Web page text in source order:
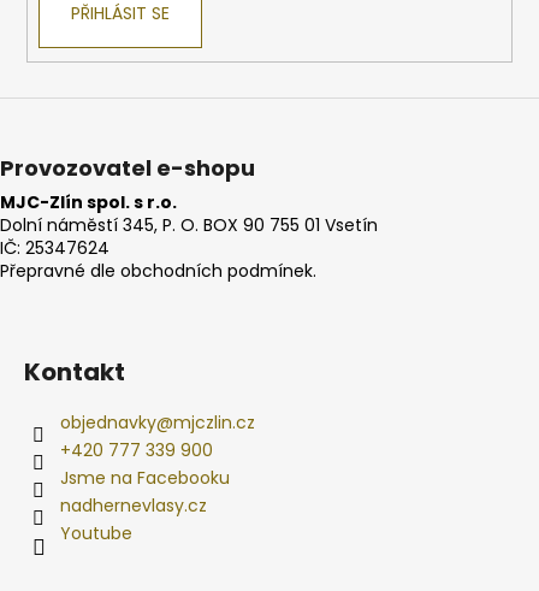
PŘIHLÁSIT SE
Provozovatel e-shopu
MJC-Zlín spol. s r.o.
Dolní náměstí 345, P. O. BOX 90 755 01 Vsetín
IČ: 25347624
Přepravné dle obchodních podmínek.
Kontakt
objednavky@mjczlin.cz
+420 777 339 900
Jsme na Facebooku
nadhernevlasy.cz
Youtube